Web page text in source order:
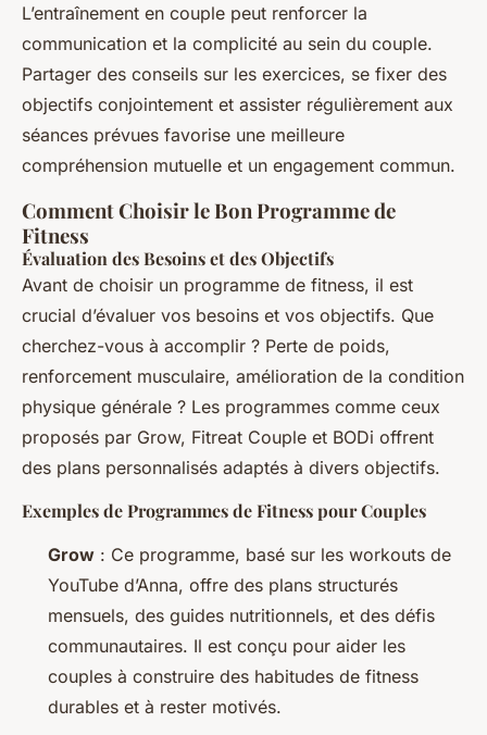
L’entraînement en couple peut renforcer la
communication et la complicité au sein du couple.
Partager des conseils sur les exercices, se fixer des
objectifs conjointement et assister régulièrement aux
séances prévues favorise une meilleure
compréhension mutuelle et un engagement commun.
Comment Choisir le Bon Programme de
Fitness
Évaluation des Besoins et des Objectifs
Avant de choisir un programme de fitness, il est
crucial d’évaluer vos besoins et vos objectifs. Que
cherchez-vous à accomplir ? Perte de poids,
renforcement musculaire, amélioration de la condition
physique générale ? Les programmes comme ceux
proposés par Grow, Fitreat Couple et BODi offrent
des plans personnalisés adaptés à divers objectifs.
Exemples de Programmes de Fitness pour Couples
Grow : Ce programme, basé sur les workouts de
YouTube d’Anna, offre des plans structurés
mensuels, des guides nutritionnels, et des défis
communautaires. Il est conçu pour aider les
couples à construire des habitudes de fitness
durables et à rester motivés.